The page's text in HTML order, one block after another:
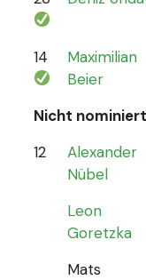
14
Maximilian
Beier
Nicht nominiert
12
Alexander
Nübel
Leon
Goretzka
Mats